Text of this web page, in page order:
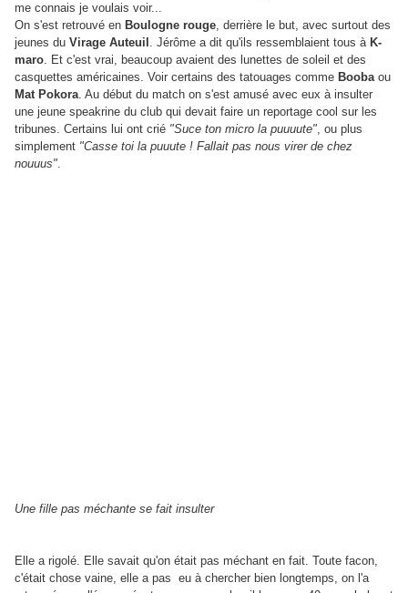
me connais je voulais voir...
On s'est retrouvé en Boulogne rouge, derrière le but, avec surtout des
jeunes du Virage Auteuil . Jérôme a dit qu'ils ressemblaient tous à K-
maro. Et c'est vrai, beaucoup avaient des lunettes de soleil et des
casquettes américaines. Voir certains des tatouages comme Boobaou
Mat Pokora. Au début du match on s'est amusé avec eux à insulter
une jeune speakrine du club qui devait faire un reportage cool sur les
tribunes. Certains lui ont crié "Suce ton micro la puuuute", ou plus
simplement "Casse toi la puuute ! Fallait pas nous virer de chez
nouuus".
Une fille pas méchante se fait insulter
Elle a rigolé. Elle savait qu'on était pas méchant en fait. Toute facon,
c'était chose vaine, elle a pas eu à chercher bien longtemps, on l'a